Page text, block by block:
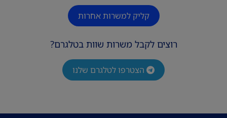
קליק למשרות אחרות
רוצים לקבל משרות שוות בטלגרם?
הצטרפו לטלגרם שלנו